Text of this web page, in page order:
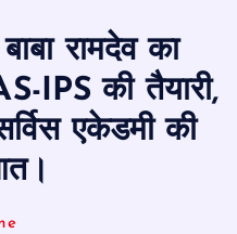
रामदेव का
IPS की तैयारी,
एकेडमी की